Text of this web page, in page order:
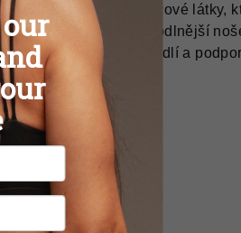
měkké strečové látky,
směrech pro pohodlnější
pro maximální pohodlí a